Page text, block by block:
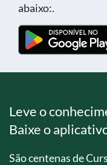
abaixo:.
Leve o
Baixe o
São centenas de